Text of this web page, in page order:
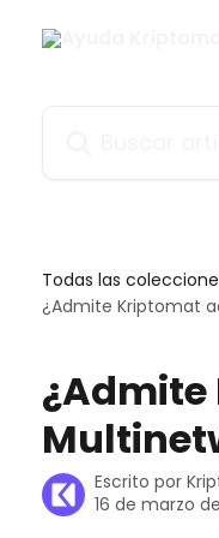
Todas las
¿Admite Kriptomat
Escrito por
16 de marzo